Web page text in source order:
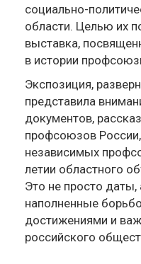
социально-
области. Целью их
выставка,
в истории
Экспозиция,
представила
документов,
профсоюзов
независимых
летии областного
Это не просто даты,
наполненные
достижениями и
российского